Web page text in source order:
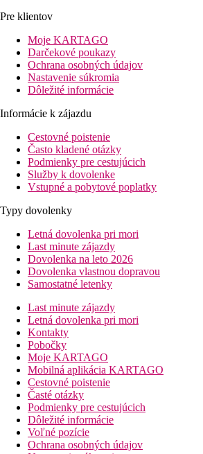
Pre klientov
Moje KARTAGO
Darčekové poukazy
Ochrana osobných údajov
Nastavenie súkromia
Dôležité informácie
Informácie k zájazdu
Cestovné poistenie
Často kladené otázky
Podmienky pre cestujúcich
Služby k dovolenke
Vstupné a pobytové poplatky
Typy dovolenky
Letná dovolenka pri mori
Last minute zájazdy
Dovolenka na leto 2026
Dovolenka vlastnou dopravou
Samostatné letenky
Last minute zájazdy
Letná dovolenka pri mori
Kontakty
Pobočky
Moje KARTAGO
Mobilná aplikácia KARTAGO
Cestovné poistenie
Časté otázky
Podmienky pre cestujúcich
Dôležité informácie
Voľné pozície
Ochrana osobných údajov